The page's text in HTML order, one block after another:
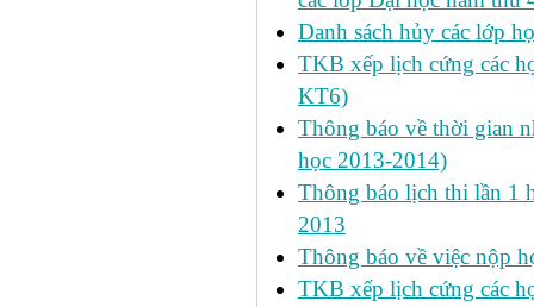
Danh sách hủy các lớp
TKB xếp lịch cứng các
KT6)
Thông báo về thời gian
học 2013-2014)
Thông báo lịch thi lần 1
2013
Thông báo về việc nộp
TKB xếp lịch cứng các